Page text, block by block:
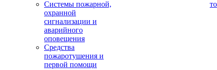
Системы пожарной,
охранной
сигнализации и
аварийного
оповещения
Средства
пожаротушения и
первой помощи